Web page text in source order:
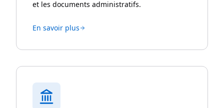
et les documents administratifs.
En savoir plus